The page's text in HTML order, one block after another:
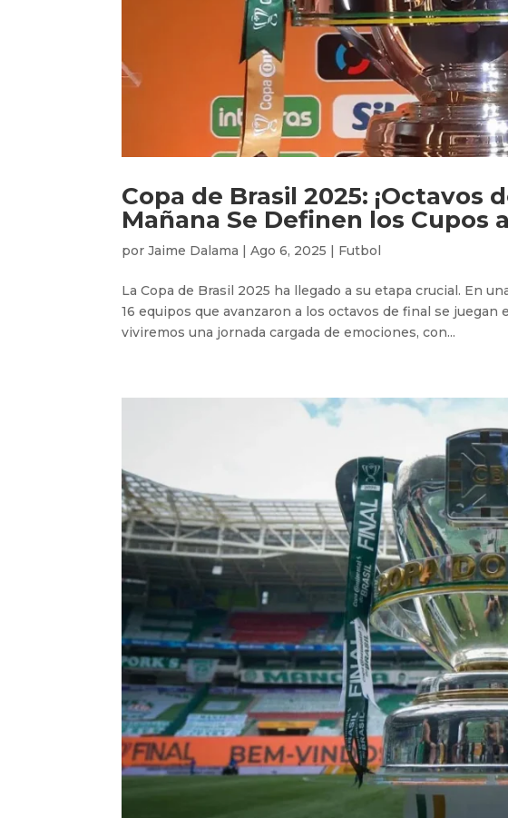
Copa de Brasil 2025: ¡Octavos
Mañana Se Definen los Cupos
porJaime Dalama |Ago 6, 2025 | Futbol
La Copa de Brasil 2025 ha llegado a su etapa crucial. En
16 equipos que avanzaron a los octavos de final se
viviremos una jornada cargada de emociones, con...